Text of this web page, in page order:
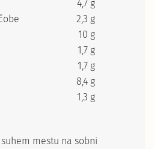
4,7 g
2,3 g
10 g
1,7 g
1,7 g
8,4 g
1,3 g
mestu na sobni